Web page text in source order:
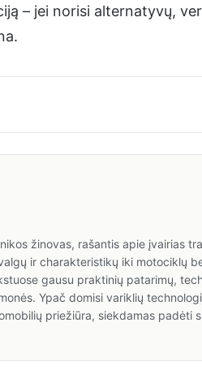
– jei norisi alternatyvų,
žinovas, rašantis apie įvairias
ir charakteristikų iki motociklų
gausu praktinių patarimų,
Ypač domisi variklių
priežiūra, siekdamas padėti